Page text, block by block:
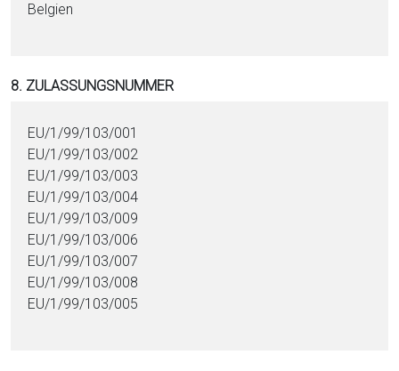
Belgien
8. ZULASSUNGSNUMMER
EU/1/99/103/001
EU/1/99/103/002
EU/1/99/103/003
EU/1/99/103/004
EU/1/99/103/009
EU/1/99/103/006
EU/1/99/103/007
EU/1/99/103/008
EU/1/99/103/005